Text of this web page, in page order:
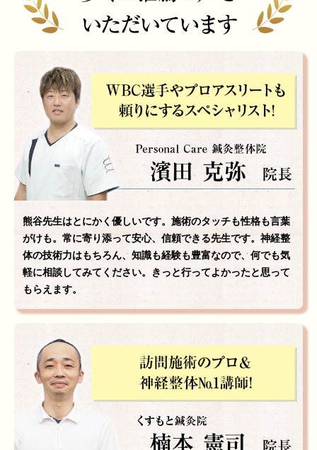
熊谷先生はとにかく優しいです。施術のタッチも性格も言葉
がけも。常に寄り添って安心、信頼できる先生です。神経整
体の技術力はもちろん、知識も経験も豊富なので、何でも気
軽に相談してみてください。きっと行ってよかったと思って
もらえます。